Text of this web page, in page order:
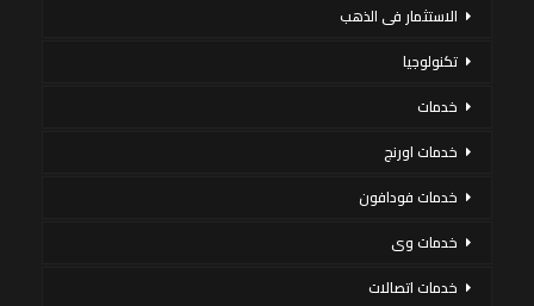
الاستثمار فى الذهب
تكنولوجيا
خدمات
خدمات اورنج
خدمات فودافون
خدمات وى
خدمات اتصالات